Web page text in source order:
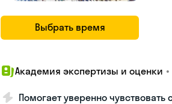
Выбрать время
Академия экспертизы и оценки •
Помогает уверенно